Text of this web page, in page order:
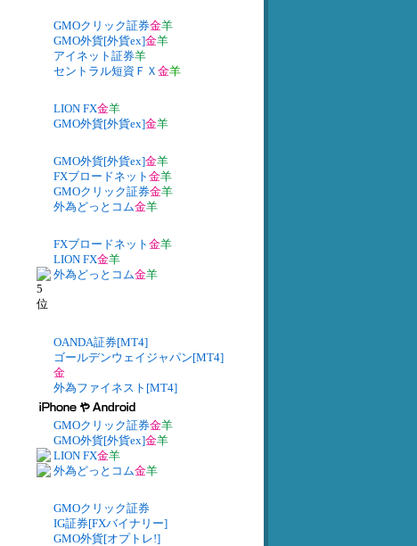
GMOクリック証券金羊
GMO外貨[外貨ex]金羊
アイネット証券羊
セントラル短資ＦＸ 金羊
LION FX金羊
GMO外貨[外貨ex]金羊
GMO外貨[外貨ex]金羊
FXブロードネット 金羊
GMOクリック証券金羊
外為どっとコム金羊
FXブロードネット 金羊
LION FX金羊
外為どっとコム金羊
OANDA証券[MT4]
ゴールデンウェイジャパン[MT4]
金
外為ファイネスト[MT4]
GMOクリック証券金羊
GMO外貨[外貨ex]金羊
LION FX金羊
外為どっとコム金羊
GMOクリック証券
IG証券[FXバイナリー]
GMO外貨[オプトレ!]